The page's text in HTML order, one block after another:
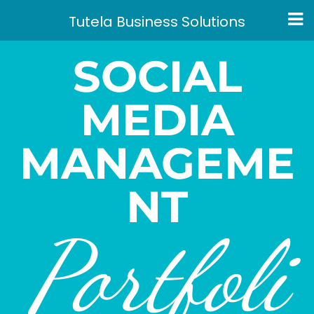
SOCIAL
MEDIA
MANAGEME
NT
Portfoli
Tutela Business Solutions